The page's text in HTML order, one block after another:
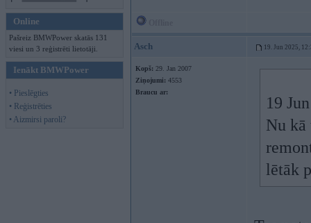
Online
Pašreiz BMWPower skatās 131
viesi un 3 reģistrēti lietotāji.
Ienākt BMWPower
• Pieslēgties
• Reģistrēties
• Aizmirsi paroli?
Asch 19. Jun 2025,
Kopš: 29. Jan 2007
Ziņojumi: 4553
Braucu ar:
19
Nu kā
lētāk